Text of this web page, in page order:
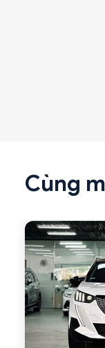
Cùng